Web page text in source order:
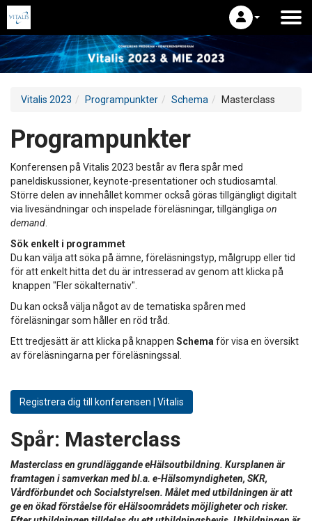
Vitalis 2023 Programpunkter Schema Masterclass
Programpunkter
Konferensen på Vitalis 2023 består av flera spår med
paneldiskussioner, keynote-presentationer och studiosamtal.
Större delen av innehållet kommer också göras tillgängligt digitalt
via livesändningar och inspelade föreläsningar, tillgängliga on
demand
Sök enkelt i programmet
Du kan välja att söka på ämne, föreläsningstyp, målgrupp eller tid
för att enkelt hitta det du är intresserad av genom att klicka på
knappen "Fler sökalternativ".
Du kan också välja något av de tematiska spåren med
föreläsningar som håller en röd tråd.
Ett tredjesätt är att klicka på knappen Schema för visa en översikt
av föreläsningarna per föreläsningssal.
Registrera dig till konferensen | Vitalis
Spår: Masterclass
Masterclass en grundläggande eHälsoutbildning. Kursplanen är
framtagen i samverkan med bl.a. e-Hälsomyndigheten, SKR,
Vårdförbundet och Socialstyrelsen. Målet med utbildningen är att
ge en ökad förståelse för eHälsoområdets möjligheter och risker.